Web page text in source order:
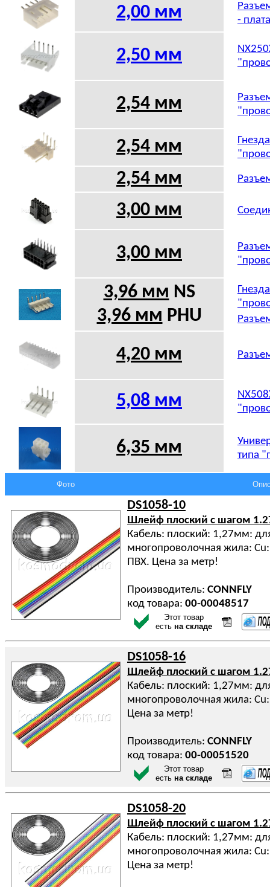
2,00 мм
-
2,50 мм
2,54 мм
2,54 мм
2,54 мм
3,00 мм
3,00 мм
3,96 мм NS
3,96 мм PHU
4,20 мм
5,08 мм
6,35 мм
типа
Фото
DS1058-10
Шлейф плоский с шагом
Кабель: плоский: 1,27мм:
многопроволочная жила:
ПВХ. Цена за метр!
Производитель: CONNFLY
код товара: 00-00048517
Этот товар
есть на складе
DS1058-16
Шлейф плоский с шагом
Кабель: плоский: 1,27мм:
многопроволочная жила:
Цена за метр!
Производитель: CONNFLY
код товара: 00-00051520
Этот товар
есть на складе
DS1058-20
Шлейф плоский с шагом
Кабель: плоский: 1,27мм:
многопроволочная жила:
Цена за метр!